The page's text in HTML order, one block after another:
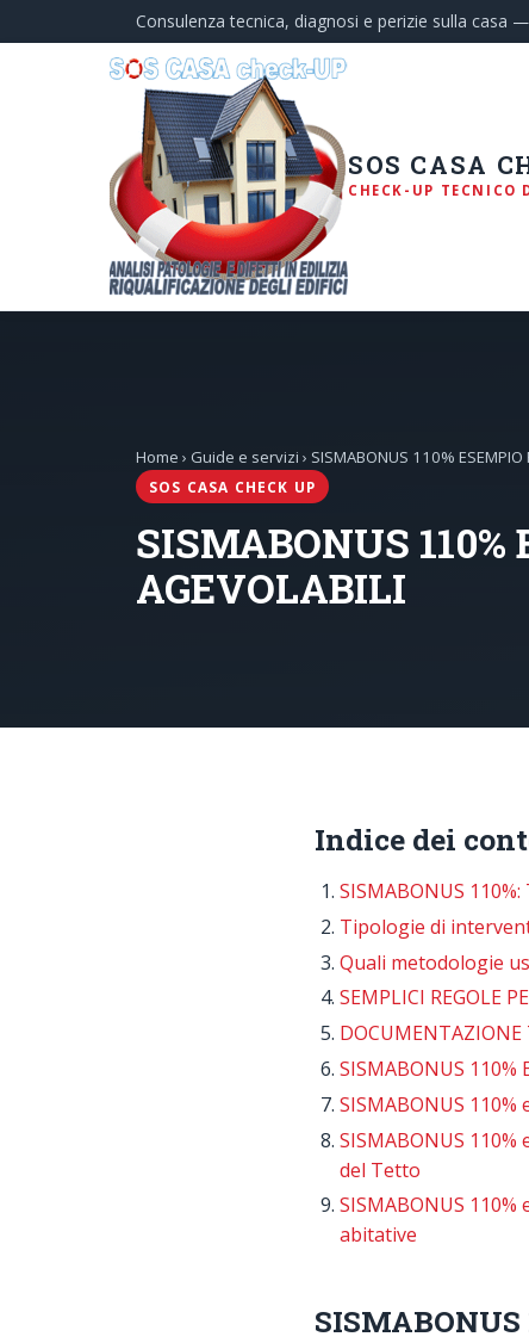
Consulenza tecnica, diagnosi e perizie sulla casa
SOS CASA
CHECK-UP TECNICO
Home › Guide e servizi › SISMABONUS 110% ESEMPIO
SOS CASA CHECK UP
SISMABONUS
AGEVOLABILI
Indice dei
SISMABONUS 110%:
Tipologie di
Quali metodologie
SEMPLICI REGOLE
DOCUMENTAZIONE
SISMABONUS 110%
SISMABONUS
SISMABONUS
del Tetto
SISMABONUS
abitative
SISMABONUS